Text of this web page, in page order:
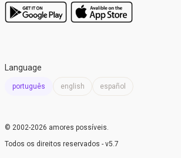
Language
português english español
© 2002-2026 amores possíveis.
Todos os direitos reservados - v5.7